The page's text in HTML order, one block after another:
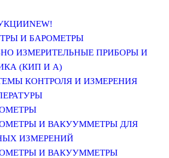
NEW!
И БАРОМЕТРЫ
ИЗМЕРИТЕЛЬНЫЕ ПРИБОРЫ И
(КИП И А)
КОНТРОЛЯ И ИЗМЕРЕНИЯ
И ВАКУУММЕТРЫ ДЛЯ
ИЗМЕРЕНИЙ
И ВАКУУММЕТРЫ